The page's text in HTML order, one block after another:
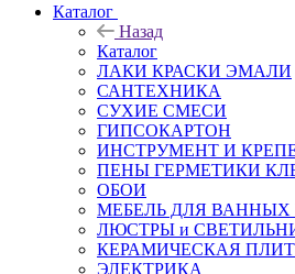
Каталог
Назад
Каталог
ЛАКИ КРАСКИ ЭМАЛИ
САНТЕХНИКА
СУХИЕ СМЕСИ
ГИПСОКАРТОН
ИНСТРУМЕНТ И
ПЕНЫ ГЕРМЕТИКИ
ОБОИ
МЕБЕЛЬ ДЛЯ
ЛЮСТРЫ и
КЕРАМИЧЕСКАЯ
ЭЛЕКТРИКА